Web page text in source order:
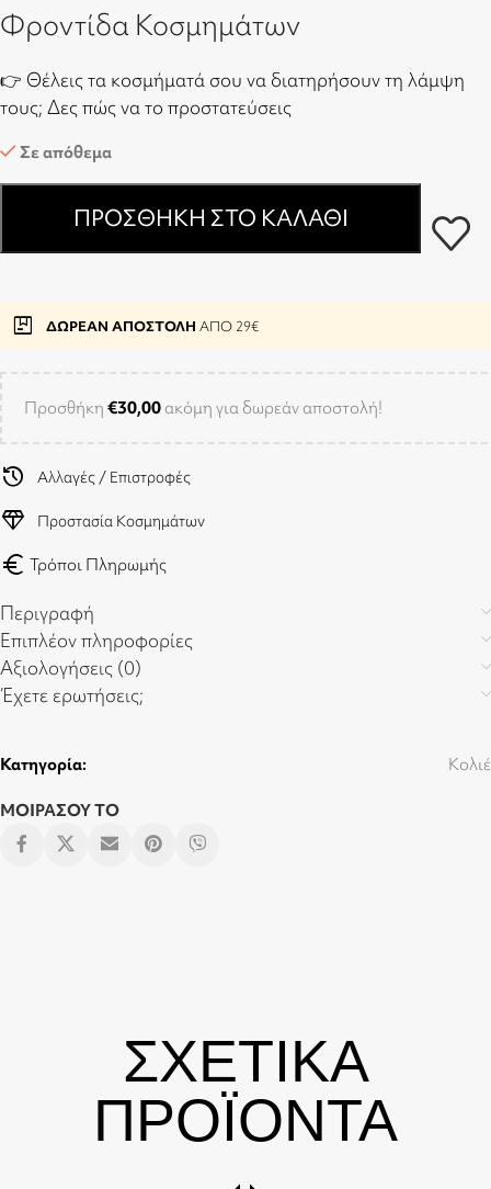
Φροντίδα Κοσμημάτων
👉 Θέλεις τα κοσμήματά σου να διατηρήσουν τη λάμψη
τους; Δες πώς να το προστατεύσεις
Σε απόθεμα
ΠΡΟΣΘΉΚΗ ΣΤΟ ΚΑΛΆΘΙ
package ΔΩΡΕΑΝ ΑΠΟΣΤΟΛΗ ΑΠΟ 29€
Προσθήκη €30,00 ακόμη για δωρεάν αποστολή!
history Αλλαγές / Επιστροφές
diamond Προστασία Κοσμημάτων
euro Τρόποι Πληρωμής
Περιγραφή
Επιπλέον πληροφορίες
Αξιολογήσεις (0)
Έχετε ερωτήσεις;
Κατηγορία: Κολιέ
ΜΟΙΡΑΣΟΥ ΤΟ
ΣΧΕΤΙΚΑ
ΠΡΟΪΟΝΤΑ